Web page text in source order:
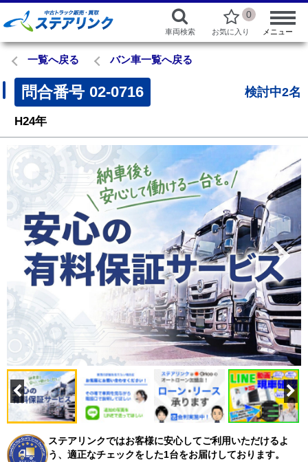
車両検索
0
お気に入り メニュー
一覧へ戻る バン車一覧へ戻る
問合番号 02-0716 検討中2名
H24年
ステアリンクではお客様に安心してご利用いただけるよ
う、適正なチェックをした1台をお届けしております。